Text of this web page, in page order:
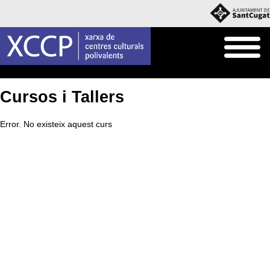
Cursos i Tallers
Error. No existeix aquest curs